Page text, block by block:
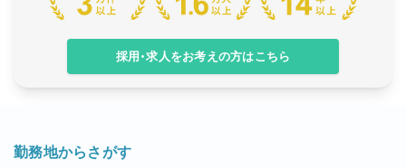
採用・求人をお考えの方はこちら
勤務地からさがす